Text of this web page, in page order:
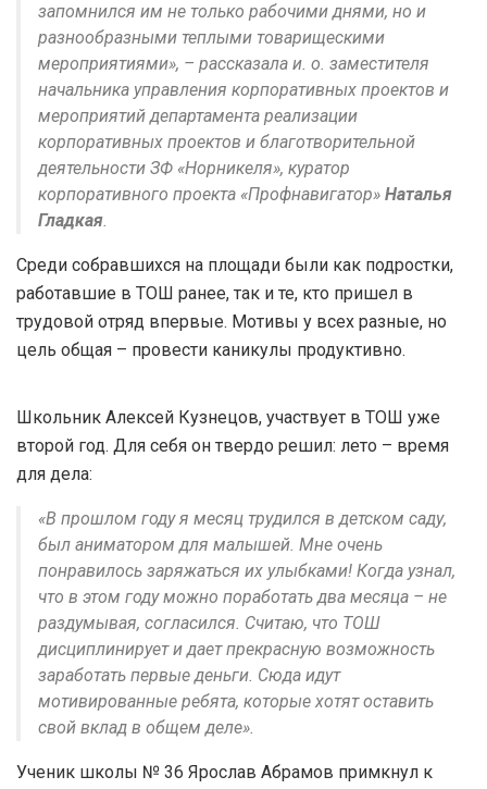
запомнился им не только рабочими днями, но и
разнообразными теплыми товарищескими
мероприятиями», – рассказала и. о. заместителя
начальника управления корпоративных проектов и
мероприятий департамента реализации
корпоративных проектов и благотворительной
деятельности ЗФ «Норникеля», куратор
корпоративного проекта «Профнавигатор» Наталья
Гладкая.
Среди собравшихся на площади были как подростки,
работавшие в ТОШ ранее, так и те, кто пришел в
трудовой отряд впервые. Мотивы у всех разные, но
цель общая – провести каникулы продуктивно.
Школьник Алексей Кузнецов, участвует в ТОШ уже
второй год. Для себя он твердо решил: лето – время
для дела:
«В прошлом году я месяц трудился в детском саду,
был аниматором для малышей. Мне очень
понравилось заряжаться их улыбками! Когда узнал,
что в этом году можно поработать два месяца – не
раздумывая, согласился. Считаю, что ТОШ
дисциплинирует и дает прекрасную возможность
заработать первые деньги. Сюда идут
мотивированные ребята, которые хотят оставить
свой вклад в общем деле».
Ученик школы № 36 Ярослав Абрамов примкнул к